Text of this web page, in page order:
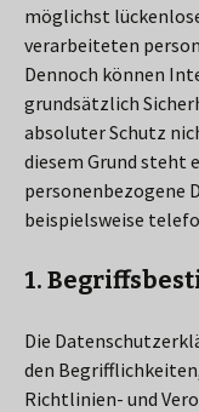
möglichst
verarbeiteten
Dennoch können
grundsätzlich
absoluter Schutz
diesem Grund steht
personenbezogene
beispielsweise
1.
Die
den
Richtlinien- und